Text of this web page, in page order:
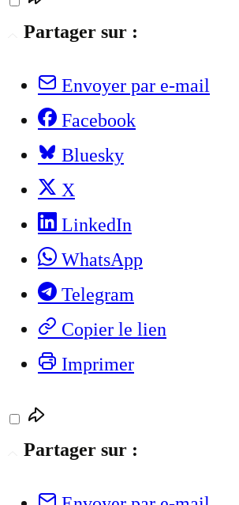
Partager sur :
Envoyer par e-mail
Facebook
Bluesky
X
LinkedIn
WhatsApp
Telegram
Copier le lien
Imprimer
Partager sur :